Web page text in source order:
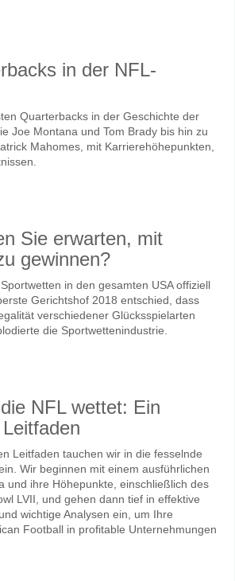
in der NFL-
Quarterbacks in der Geschichte der
Joe Montana und Tom Brady bis hin zu
Mahomes, mit Karrierehöhepunkten,
Sie erwarten, mit
gewinnen?
in den gesamten USA offiziell
Gerichtshof 2018 entschied, dass
verschiedener Glücksspielarten
die Sportwettenindustrie.
NFL wettet: Ein
Leitfaden tauchen wir in die fesselnde
Wir beginnen mit einem ausführlichen
und ihre Höhepunkte, einschließlich des
LVII, und gehen dann tief in effektive
wichtige Analysen ein, um Ihre
Football in profitable Unternehmungen